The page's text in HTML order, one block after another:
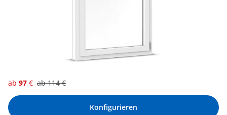
ab 97 € ab114€
Konfigurieren